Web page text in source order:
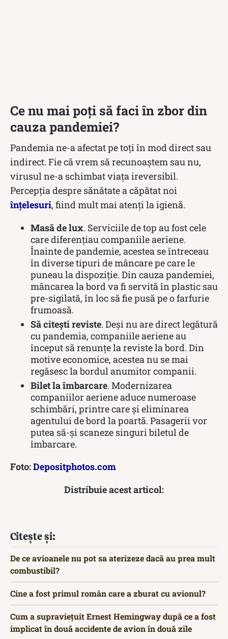
Ce nu mai poți să faci în zbor din
cauza pandemiei?
Pandemia ne-a afectat pe toți în mod direct sau
indirect. Fie că vrem să recunoaștem sau nu,
virusul ne-a schimbat viața ireversibil.
Percepția despre sănătate a căpătat noi
înțelesuri, fiind mult mai atenți la igienă.
Masă de lux. Serviciile de top au fost cele
care diferențiau companiile aeriene.
Înainte de pandemie, acestea se întreceau
în diverse tipuri de mâncare pe care le
puneau la dispoziție. Din cauza pandemiei,
mâncarea la bord va fi servită în plastic sau
pre-sigilată, în loc să fie pusă pe o farfurie
frumoasă.
Să citești reviste. Deși nu are direct legătură
cu pandemia, companiile aeriene au
început să renunțe la reviste la bord. Din
motive economice, acestea nu se mai
regăsesc la bordul anumitor companii.
Bilet la îmbarcare. Modernizarea
companiilor aeriene aduce numeroase
schimbări, printre care și eliminarea
agentului de bord la poartă. Pasagerii vor
putea să-și scaneze singuri biletul de
îmbarcare.
Foto:Depositphotos.com
Distribuie acest articol:
Citește și:
De ce avioanele nu pot sa aterizeze dacă au prea mult
combustibil?
Cine a fost primul român care a zburat cu avionul?
Cum a supraviețuit Ernest Hemingway după ce a fost
implicat în două accidente de avion în două zile